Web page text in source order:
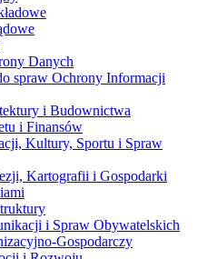
Danych
spraw Ochrony Informacji
i Budownictwa
i Finansów
Kultury, Sportu i Spraw
Kartografii i Gospodarki
i Spraw Obywatelskich
Gospodarczy